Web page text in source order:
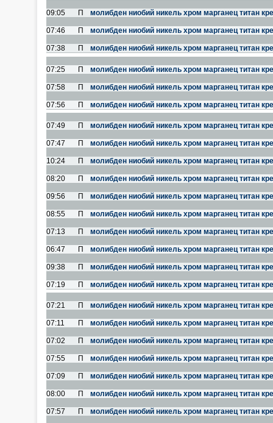
09:05 П молибден ниобий никель хром марганец титан
07:46 П молибден ниобий никель хром марганец титан
07:38 П молибден ниобий никель хром марганец титан
07:25 П молибден ниобий никель хром марганец титан
07:58 П молибден ниобий никель хром марганец титан
07:56 П молибден ниобий никель хром марганец титан
07:49 П молибден ниобий никель хром марганец титан
07:47 П молибден ниобий никель хром марганец титан
10:24 П молибден ниобий никель хром марганец титан
08:20 П молибден ниобий никель хром марганец титан
09:56 П молибден ниобий никель хром марганец титан
08:55 П молибден ниобий никель хром марганец титан
07:13 П молибден ниобий никель хром марганец титан
06:47 П молибден ниобий никель хром марганец титан
09:38 П молибден ниобий никель хром марганец титан
07:19 П молибден ниобий никель хром марганец титан
07:21 П молибден ниобий никель хром марганец титан
07:11 П молибден ниобий никель хром марганец титан
07:02 П молибден ниобий никель хром марганец титан
07:55 П молибден ниобий никель хром марганец титан
07:09 П молибден ниобий никель хром марганец титан
08:00 П молибден ниобий никель хром марганец титан
07:57 П молибден ниобий никель хром марганец титан